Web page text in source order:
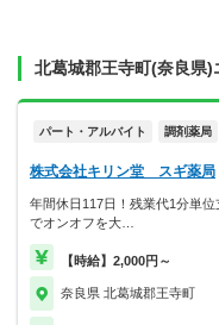
北葛城郡王寺町(奈良県)
パート・アルバイト 調剤薬局
株式会社キリン堂 スギ薬局
年間休日117日！残業代1分単位
でオンオフを大…
【時給】2,000円～
奈良県 北葛城郡王寺町